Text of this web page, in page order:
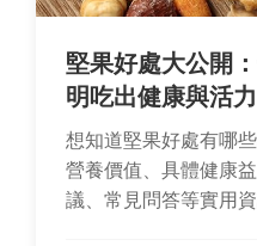
堅果好處大公開
明吃出健康與活力
想知道堅果好處有哪
營養價值、具體健康
議、常見問答等實用